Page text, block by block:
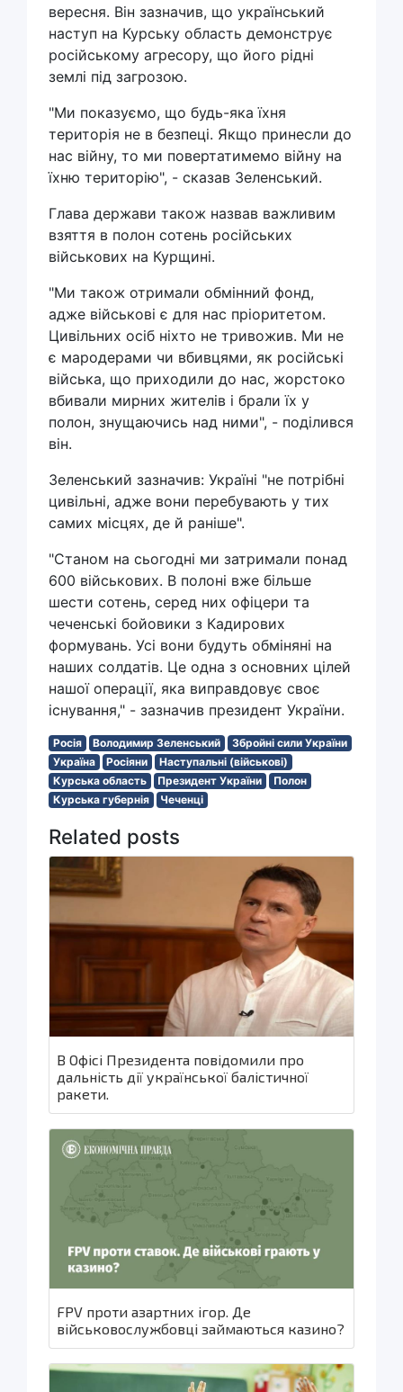
вересня. Він зазначив, що український
наступ на Курську область демонструє
російському агресору, що його рідні
землі під загрозою.
"Ми показуємо, що будь-яка їхня
територія не в безпеці. Якщо принесли до
нас війну, то ми повертатимемо війну на
їхню територію", - сказав Зеленський.
Глава держави також назвав важливим
взяття в полон сотень російських
військових на Курщині.
"Ми також отримали обмінний фонд,
адже військові є для нас пріоритетом.
Цивільних осіб ніхто не тривожив. Ми не
є мародерами чи вбивцями, як російські
війська, що приходили до нас, жорстоко
вбивали мирних жителів і брали їх у
полон, знущаючись над ними", - поділився
він.
Зеленський зазначив: Україні "не потрібні
цивільні, адже вони перебувають у тих
самих місцях, де й раніше".
"Станом на сьогодні ми затримали понад
600 військових. В полоні вже більше
шести сотень, серед них офіцери та
чеченські бойовики з Кадирових
формувань. Усі вони будуть обміняні на
наших солдатів. Це одна з основних цілей
нашої операції, яка виправдовує своє
існування," - зазначив президент України.
Росія Володимир Зеленський
Збройні сили України
Україна
Росіяни
Наступальні (військові)
Курська область
Президент України
Полон
Курська губернія
Чеченці
Related posts
В Офісі Президента повідомили про
дальність дії української балістичної
ракети.
FPV проти азартних ігор. Де
військовослужбовці займаються казино?